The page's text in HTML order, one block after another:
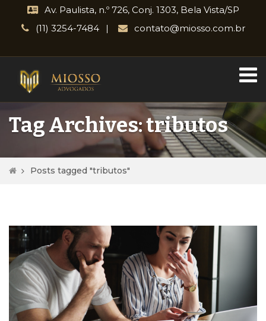
Av. Paulista, n.º 726, Conj. 1303, Bela Vista/SP
(11) 3254-7484
contato@miosso.com.br
Tag Archives: tributos
Posts tagged "tributos"